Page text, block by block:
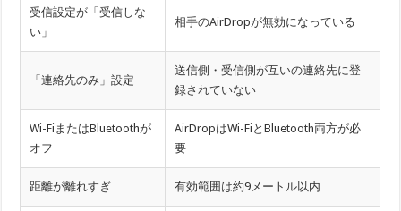
受信設定が「受信しな
い」
相手のAirDropが無効になっている
「連絡先のみ」設定
送信側・受信側が互いの連絡先に登
録されていない
Wi-FiまたはBluetoothが
オフ
AirDropはWi-FiとBluetooth両方が必
要
距離が離れすぎ 有効範囲は約9メートル以内